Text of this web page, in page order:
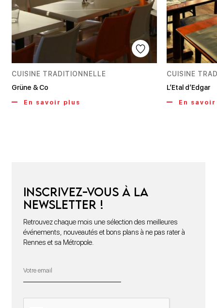
CUISINE TRADITIONNELLE
Grüne & Co
En savoir plus
CUISINE
L’Etal d’Edgar
En
Inscrivez-vous à la
newsletter !
Retrouvez chaque mois une sélection des meilleures
événements, nouveautés et bons plans à ne pas rater à
Rennes et sa Métropole.